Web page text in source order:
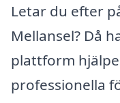
Letar du efter
Mellansel? Då
plattform
professionella